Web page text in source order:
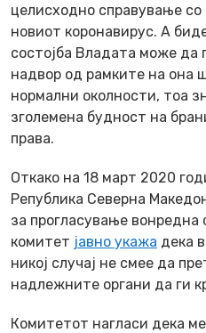
целисходно справување
новиот коронавирус. А
состојба Владата може да
надвор од рамките на она
нормални околности, тоа
зголемена будност на
права.
Откако на 18 март 2020
Република Северна
за прогласување вонредна
комитет јавно укажа дека
никој случај не смее да
надлежните органи да ги
Комитетот нагласи дека